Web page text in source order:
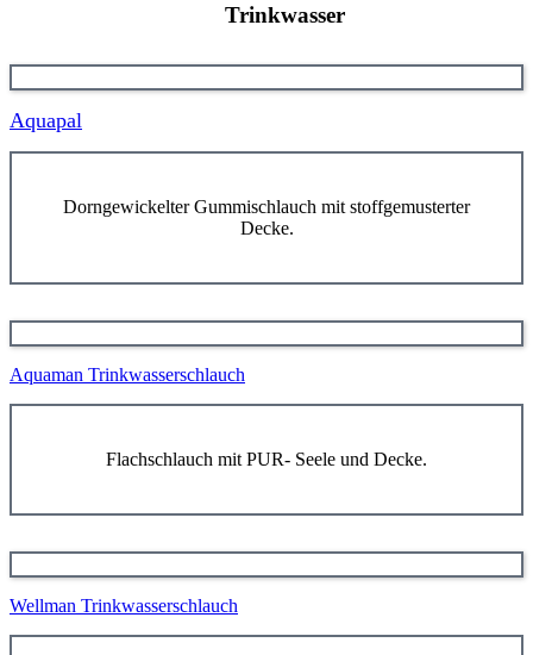
Trinkwasser
Aquapal
Dorngewickelter Gummischlauch mit stoffgemusterter
Decke.
Aquaman Trinkwasserschlauch
Flachschlauch mit PUR- Seele und Decke.
Wellman Trinkwasserschlauch